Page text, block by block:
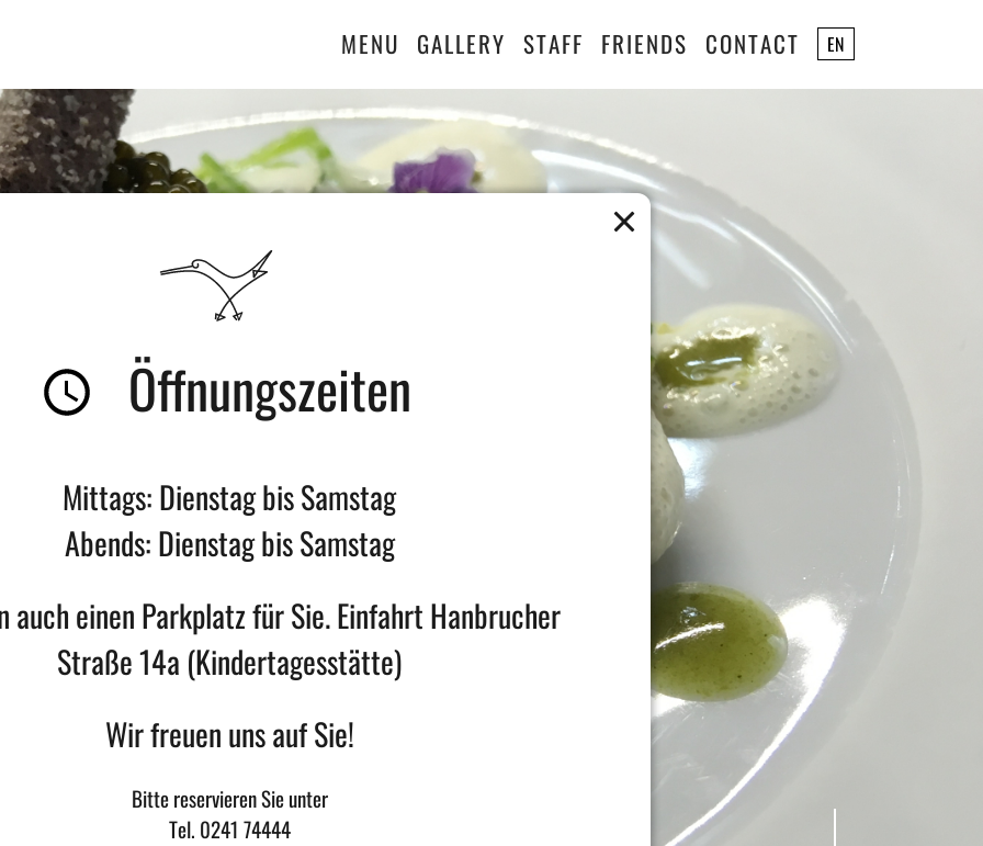
MENU GALLERY STAFF FRIENDS CONTACT
Öffnungszeiten
Mittags: Dienstag bis Samstag
Abends: Dienstag bis Samstag
auch einen Parkplatz für Sie. Einfahrt Hanbrucher
Straße 14a (Kindertagesstätte)
Wir freuen uns auf Sie!
Bitte reservieren Sie unter
Tel. 0241 74444